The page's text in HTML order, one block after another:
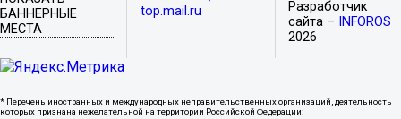
БАННЕРНЫЕ
МЕСТА
top.mail.ru
Разработчик
сайта –
INFOROS
2026
* Перечень иностранных и международных неправительственных организаций, деятельность
которых признана нежелательной на территории Российской Федерации: